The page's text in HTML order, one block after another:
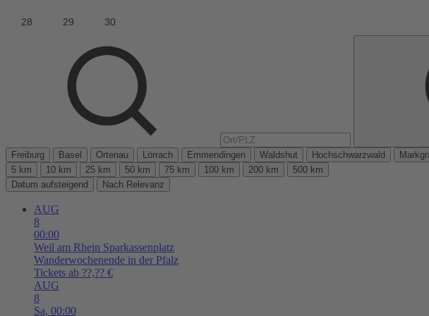
Freiburg
Basel Ortenau Lörrach Emmendingen Waldshut Hochschwarzwald
5 km
10 km 25 km 50 km 75 km 100 km 200 km
500 km
Datum aufsteigend
Nach Relevanz
AUG
8
00:00
Weil am Rhein Sparkassenplatz
Wanderwochenende in der Pfalz
Tickets ab ??,?? €
AUG
8
Sa, 00:00